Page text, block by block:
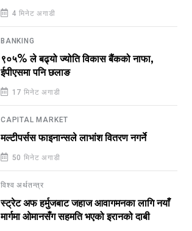
4 मिनेट अगाडी
BANKING
९०५% ले बढ्यो ज्योति विकास बैंकको नाफा,
ईपीएसमा पनि छलाङ
17 मिनेट अगाडी
CAPITAL MARKET
मल्टीपर्सस फाइनान्सले लाभांश वितरण नगर्ने
50 मिनेट अगाडी
विश्व अर्थतन्त्र
स्ट्रेट अफ हर्मुजबाट जहाज आवागमनका लागि नयाँ
मार्गमा ओमानसँग सहमति भएको इरानको दाबी